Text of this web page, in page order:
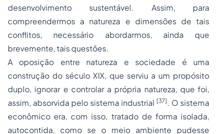
desenvolvimento sustentável. Assim, para
compreendermos a natureza e dimensões de tais
conflitos, necessário abordarmos, ainda que
brevemente, tais questões.
A oposição entre natureza e sociedade é uma
construção do século XIX, que serviu a um propósito
duplo, ignorar e controlar a própria natureza, que foi,
assim, absorvida pelo sistema industrial [37]. O sistema
econômico era, com isso, tratado de forma isolada,
autocontida, como se o meio ambiente pudesse